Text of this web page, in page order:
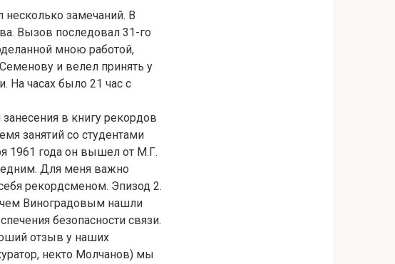
замечаний. В
Вызов последовал 31-го
мною работой,
и велел принять у
На часах было 21 час с
в книгу рекордов
занятий со студентами
1961 года он вышел от М.Г.
Для меня важно
рекордсменом. Эпизод 2.
Виноградовым нашли
безопасности связи.
отзыв у наших
некто Молчанов) мы